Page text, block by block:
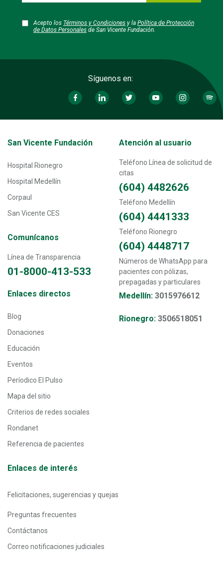
Acepto los Términos y Condiciones y la Política de Protección
de Datos Personales de San Vicente Fundación.
Síguenos en:
Transversal - Menú San Vicente fundación footer
San Vicente Fundación
Hospital Rionegro
Hospital Medellín
Corpaul
San Vicente CES
Comunícanos
Línea de Transparencia
01-8000-413-533
Atención al usuario
Teléfono Línea de solicitud de
citas
(604) 4482626
Teléfono Medellín
(604) 4441333
Teléfono Rionegro
(604) 4448717
Números de WhatsApp para
pacientes con pólizas,
prepagadas y particulares
Medellín: 3015976612
Rionegro: 3506518051
Transversal - Menú enlaces directos footer
Enlaces directos
Blog
Donaciones
Educación
Eventos
Períodico El Pulso
Mapa del sitio
Criterios de redes sociales
Rondanet
Referencia de pacientes
Enlaces de interés
Felicitaciones, sugerencias y quejas
Preguntas frecuentes
Contáctanos
Correo notificaciones judiciales